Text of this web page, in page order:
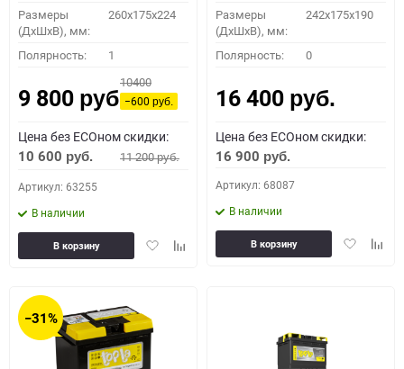
Размеры
(ДхШхВ), мм:
260x175x224
Полярность: 1
9 800 руб.
10400
−600руб.
Цена без ECOном скидки:
10 600 руб. 11 200руб.
Артикул: 63255
В наличии
ДобавитьДобавить
В корзину
Размеры
(ДхШхВ), мм:
242x175x190
Полярность: 0
16 400 руб.
Цена без ECOном скидки:
16 900 руб.
Артикул: 68087
В наличии
Добавить
В корзину
−31%